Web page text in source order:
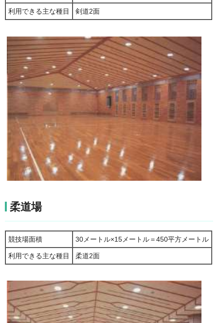
利用できる主な種目 剣道2面
柔道場
競技場面積 30メートル×15メートル＝450平方メートル
利用できる主な種目 柔道2面